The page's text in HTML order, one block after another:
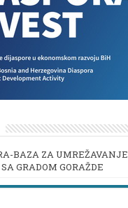
BAZA ZA UMREŽAVANJE
GRADOM GORAŽDE